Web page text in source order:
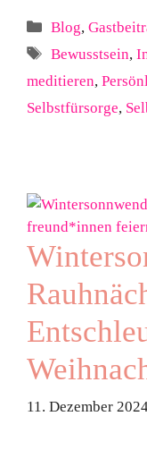
Kategorien
Blog,
Schlagwörter
Bewusstsein,
meditieren,
Selbstfürsorge,
11. Dezember